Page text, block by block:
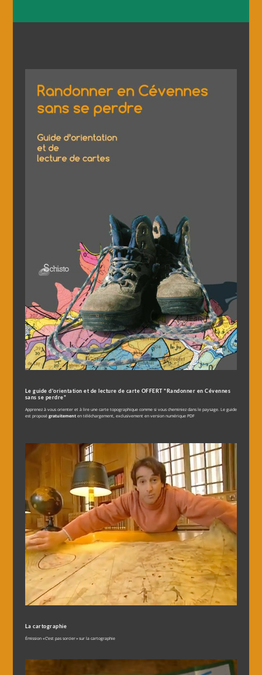
Le guide d'orientation et de lecture de carte OFFERT "Randonner en Cévennes
sans se perdre"
Apprenez à vous orienter et à lire une carte topographique comme si vous cheminiez dans le paysage. Le guide
est proposé gratuitementen téléchargement, exclusivement en version numérique PDF
La cartographie
Émission « C’est pas sorcier » sur la cartographie